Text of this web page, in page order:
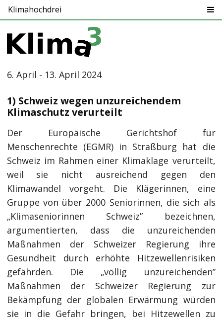
Klimahochdrei
6. April - 13. April 2024
1) Schweiz wegen unzureichendem
Klimaschutz verurteilt
Der Europäische Gerichtshof für
Menschenrechte (EGMR) in Straßburg hat die
Schweiz im Rahmen einer Klimaklage verurteilt,
weil sie nicht ausreichend gegen den
Klimawandel vorgeht. Die Klägerinnen, eine
Gruppe von über 2000 Seniorinnen, die sich als
„Klimaseniorinnen Schweiz” bezeichnen,
argumentierten, dass die unzureichenden
Maßnahmen der Schweizer Regierung ihre
Gesundheit durch erhöhte Hitzewellenrisiken
gefährden. Die „völlig unzureichenden”
Maßnahmen der Schweizer Regierung zur
Bekämpfung der globalen Erwärmung würden
sie in die Gefahr bringen, bei Hitzewellen zu